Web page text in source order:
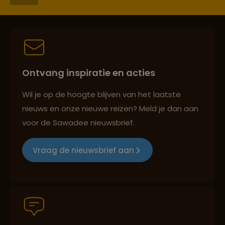
Persoonlijk en deskundig reisadvies
Reizen met oog voor mens, cultuur en milieu
Ontvang inspiratie en acties
Wil je op de hoogte blijven van het laatste
nieuws en onze nieuwe reizen? Meld je dan aan
voor de Sawadee nieuwsbrief.
Vraag de nieuwsbrief aan